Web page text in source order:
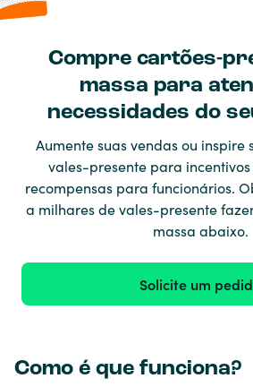
Compre cartões-
massa para
necessidades do
Aumente suas vendas ou inspire
vales-presente para
recompensas para funcionários.
a milhares de vales-presente
massa abaixo.
Solicite um
Como é que funciona?